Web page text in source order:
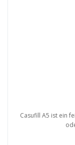
Casufill A5 ist ein